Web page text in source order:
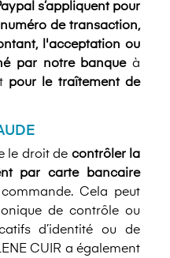
s’appliquent pour
de transaction,
l'acceptation ou
par notre banqueà
pour le traîtement de
le droit de contrôler la
par carte bancaire
Cela peut
de contrôle ou
d’identité ou de
CUIR a également